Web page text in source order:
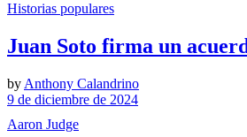
Historias populares
Juan Soto firma un
by Anthony Calandrino
9 de diciembre de 2024
Aaron Judge